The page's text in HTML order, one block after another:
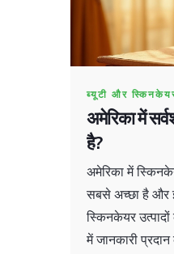
ब्यूटी और
अमेरिका में
है?
अमेरिका में
सबसे अच्छा है और
स्किनकेयर
में जानकारी